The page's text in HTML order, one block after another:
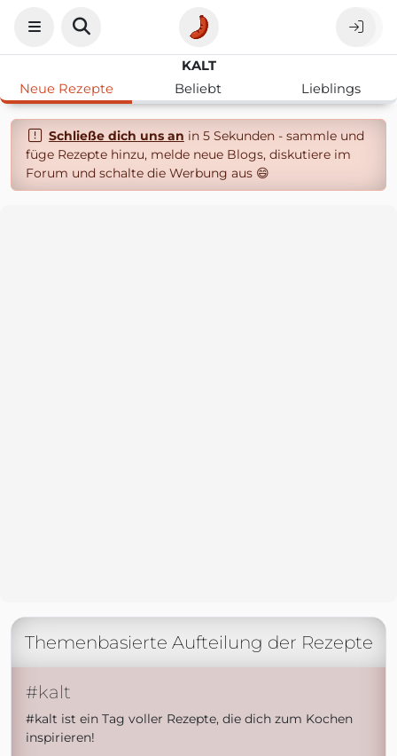
KALT
Neue Rezepte
Beliebt Lieblings
Schließe dich uns an in 5 Sekunden - sammle und
füge Rezepte hinzu, melde neue Blogs, diskutiere im
Forum und schalte die Werbung aus 😄
Themenbasierte Aufteilung der Rezepte
#kalt
#kalt ist ein Tag voller Rezepte, die dich zum Kochen
inspirieren!